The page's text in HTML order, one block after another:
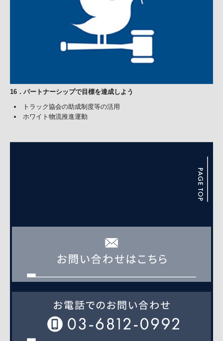
16 ． パートナーシップで目標を達成しよう
トラック協会の助成制度等の活用
ホワイト物流推進運動